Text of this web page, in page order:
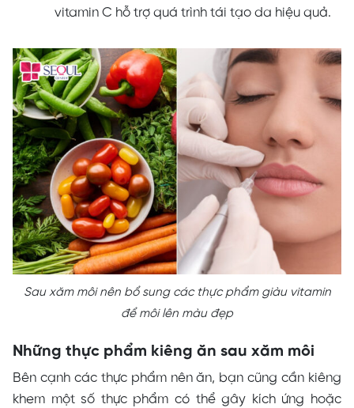
vitamin C hỗ trợ quá trình tái tạo da hiệu quả.
Sau xăm môi nên bổ sung các thực phẩm giàu vitamin
để môi lên màu đẹp
Những thực phẩm kiêng ăn sau xăm môi
Bên cạnh các thực phẩm nên ăn, bạn cũng cần kiêng
khem một số thực phẩm có thể gây kích ứng hoặc